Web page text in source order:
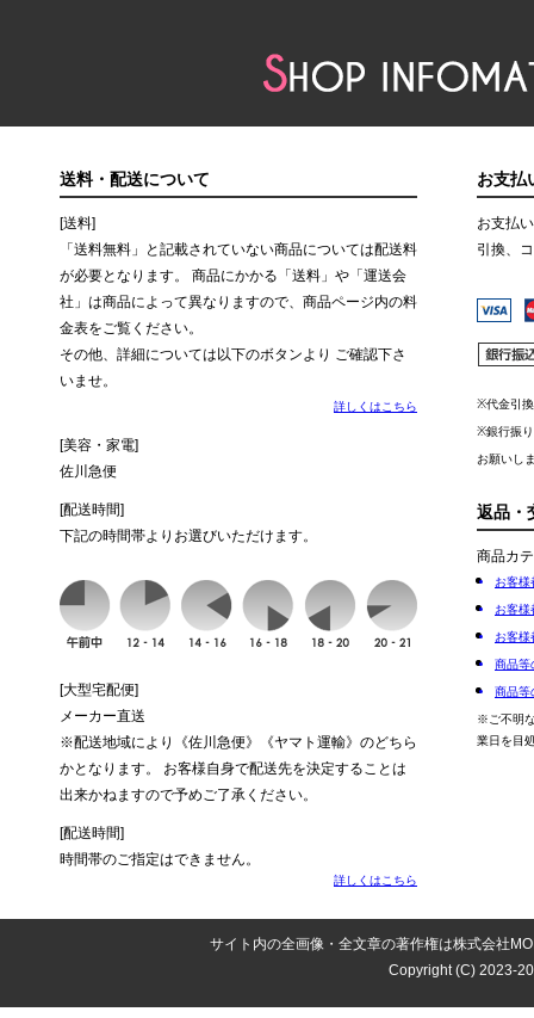
送料・配送について
[送料]
「送料無料」と記載されていない商品については配送料
が必要となります。 商品にかかる「送料」や「運送会
社」は商品によって異なりますので、商品ページ内の料
金表をご覧ください。
その他、詳細については以下のボタンより ご確認下さ
いませ。
詳しくはこちら
[美容・家電]
佐川急便
[配送時間]
下記の時間帯よりお選びいただけます。
[大型宅配便]
メーカー直送
※配送地域により《佐川急便》《ヤマト運輸》のどちら
かとなります。 お客様自身で配送先を決定することは
出来かねますので予めご了承ください。
[配送時間]
時間帯のご指定はできません。
詳しくはこちら
お支払
お支払
引換、
※代金引
※銀行振
お願いし
返品・
商品カ
お客様
お客様
お客様
商品等
商品等
※ご不明
業日を目
サイト内の全画像・全文章の著作権は株式会社
Copyright (C) 2023-